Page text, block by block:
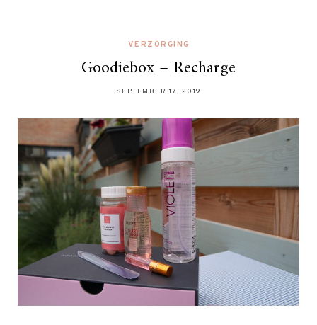
VERZORGING
Goodiebox – Recharge
SEPTEMBER 17, 2019